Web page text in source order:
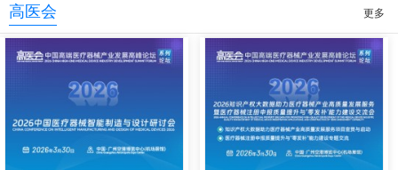
高医会 更多